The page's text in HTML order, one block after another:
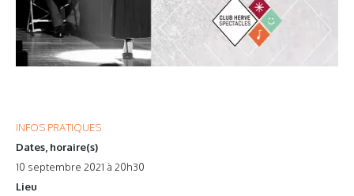
INFOS PRATIQUES
Dates, horaire(s)
10 septembre 2021 à 20h30
Lieu